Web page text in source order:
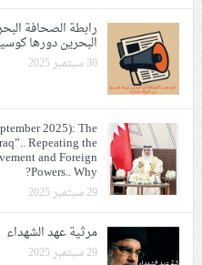
رابطة الصحافة
البحرين دورها
30 سبتمبر 2025
2025): The
Repeating the
and Foreign
Powers.. Why?
29 سبتمبر 2025
مرثية عهد الشهداء
29 سبتمبر 2025